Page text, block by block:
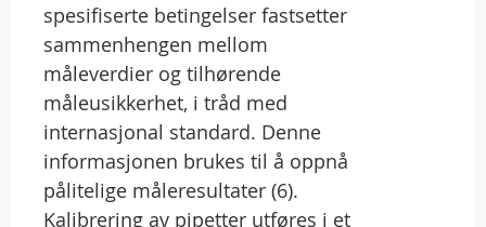
spesifiserte betingelser fastsetter
sammenhengen mellom
måleverdier og tilhørende
måleusikkerhet, i tråd med
internasjonal standard. Denne
informasjonen brukes til å oppnå
pålitelige måleresultater (6).
Kalibrering av pipetter utføres i et